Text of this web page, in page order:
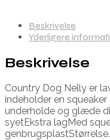
Beskrivelse
Yderligere
Beskrivelse
Country Dog Nelly er
indeholder en
underholde og glæde
syetEkstra lagMed